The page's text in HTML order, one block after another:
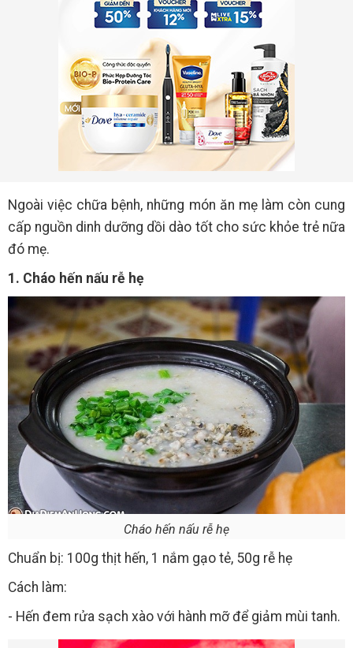
Ngoài việc chữa bệnh, những món ăn mẹ làm còn cung
cấp nguồn dinh dưỡng dồi dào tốt cho sức khỏe trẻ nữa
đó mẹ.
1. Cháo hến nấu rễ hẹ
Cháo hến nấu rễ hẹ
Chuẩn bị: 100g thịt hến, 1 nắm gạo tẻ, 50g rễ hẹ
Cách làm:
- Hến đem rửa sạch xào với hành mỡ để giảm mùi tanh.